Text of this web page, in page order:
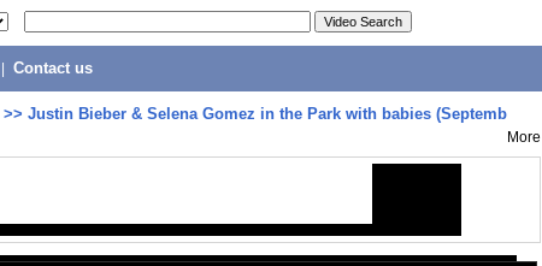
Contact us
>> Justin Bieber & Selena Gomez in the Park with babies (Septemb
More